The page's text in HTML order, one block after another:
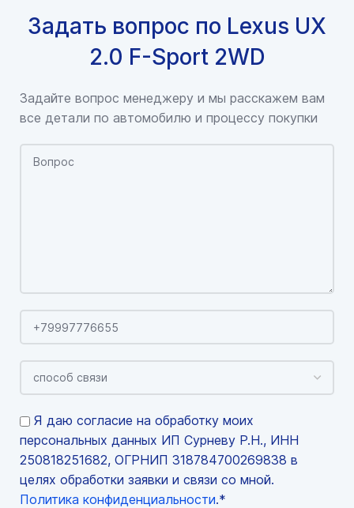
Задать вопрос по Lexus UX
2.0 F-Sport 2WD
Задайте вопрос менеджеру и мы расскажем вам
все детали по автомобилю и процессу покупки
Я даю согласие на обработку моих
персональных данных ИП Сурневу Р.Н., ИНН
250818251682, ОГРНИП 318784700269838 в
целях обработки заявки и связи со мной.
Политика конфиденциальности.*